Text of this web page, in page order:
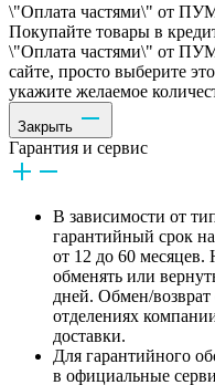
\"Оплата частями\" от
Покупайте товары в
\"Оплата частями\" от
сайте, просто выберите
укажите желаемое
Закрыть
Гарантия и сервис
В зависимости от
гарантийный срок
от 12 до 60
обменять или
дней. Обмен/возврат
отделениях
доставки.
Для гарантийного
в официальные